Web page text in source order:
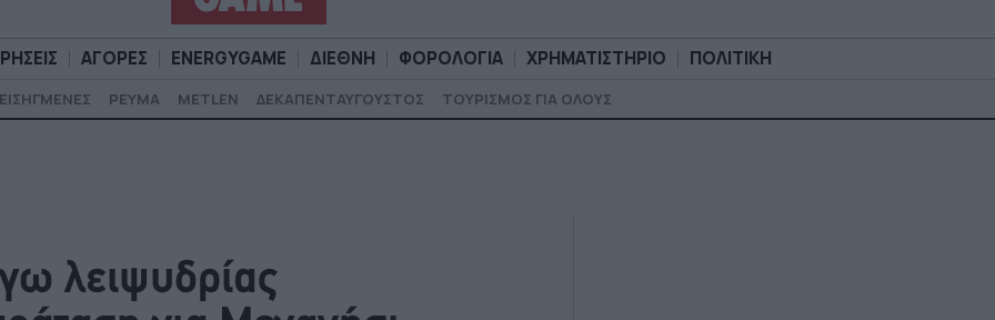
ΑΓΟΡΕΣ ENERGYGAME ΔΙΕΘΝΗ ΦΟΡΟΛΟΓΙΑ ΧΡΗΜΑΤΙΣΤΗΡΙΟ ΠΟΛΙΤΙΚΗ
ΕΙΣΗΓΜΕΝΕΣ ΡΕΥΜΑ METLEN ΔΕΚΑΠΕΝΤΑΥΓΟΥΣΤΟΣ ΤΟΥΡΙΣΜΟΣ ΓΙΑ ΟΛΟΥΣ
λειψυδρίας